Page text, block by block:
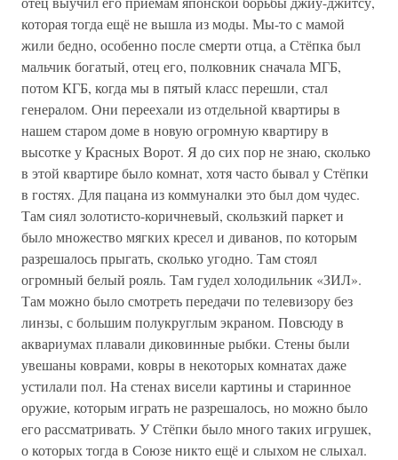
которая тогда ещё не вышла из моды. Мы-то с мамой
жили бедно, особенно после смерти отца, а Стёпка был
мальчик богатый, отец его, полковник сначала МГБ,
потом КГБ, когда мы в пятый класс перешли, стал
генералом. Они переехали из отдельной квартиры в
нашем старом доме в новую огромную квартиру в
высотке у Красных Ворот. Я до сих пор не знаю, сколько
в этой квартире было комнат, хотя часто бывал у Стёпки
в гостях. Для пацана из коммуналки это был дом чудес.
Там сиял золотисто-коричневый, скользкий паркет и
было множество мягких кресел и диванов, по которым
разрешалось прыгать, сколько угодно. Там стоял
огромный белый рояль. Там гудел холодильник «ЗИЛ».
Там можно было смотреть передачи по телевизору без
линзы, с большим полукруглым экраном. Повсюду в
аквариумах плавали диковинные рыбки. Стены были
увешаны коврами, ковры в некоторых комнатах даже
устилали пол. На стенах висели картины и старинное
оружие, которым играть не разрешалось, но можно было
его рассматривать. У Стёпки было много таких игрушек,
о которых тогда в Союзе никто ещё и слыхом не слыхал.